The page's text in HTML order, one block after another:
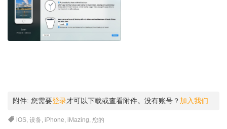
附件: 您需要登录才可以下载或查看附件。没有账号？ 加入我们
iOS,设备, iPhone, iMazing,您的